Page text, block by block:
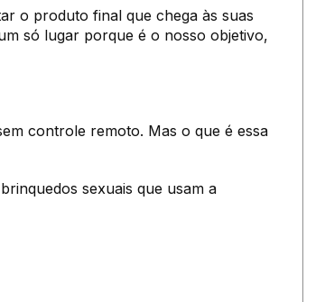
o produto final que chega às suas
só lugar porque é o nosso objetivo,
controle remoto. Mas o que é essa
sexuais que usam a